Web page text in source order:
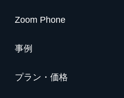
Zoom Phone
事例
プラン・価格